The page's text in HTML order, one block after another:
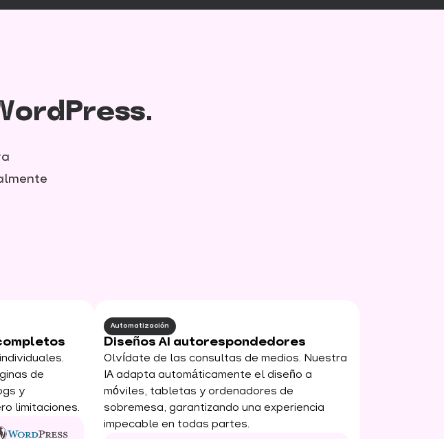
de
y
limitaciones.
Automatización
Diseños AI autorespondedores
Olvídate de las consultas de medios. Nuestra
IA adapta automáticamente el diseño a
móviles, tabletas y ordenadores de
sobremesa, garantizando una experiencia
impecable en todas partes.